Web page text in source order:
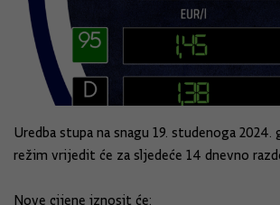
Uredba stupa na snagu 19. studenoga 2024.
režim vrijedit će za sljedeće 14 dnevno
Nove cijene iznosit će: